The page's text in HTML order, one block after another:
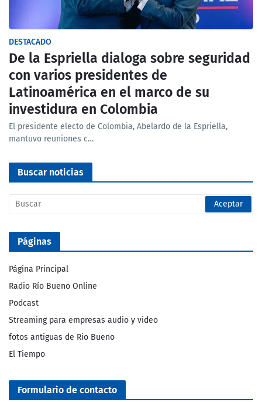
DESTACADO
De la Espriella dialoga sobre seguridad
con varios presidentes de
Latinoamérica en el marco de su
investidura en Colombia
El presidente electo de Colombia, Abelardo de la Espriella,
mantuvo reuniones c…
Buscar noticias
Páginas
Página Principal
Radio Río Bueno Online
Podcast
Streaming para empresas audio y video
fotos antiguas de Rio Bueno
El Tiempo
Formulario de contacto